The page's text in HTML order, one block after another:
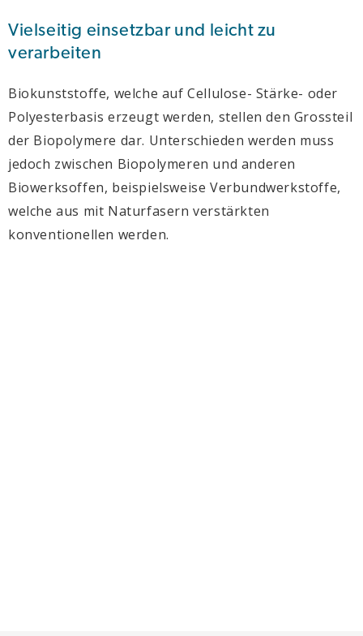
Vielseitig einsetzbar und leicht zu
verarbeiten
Biokunststoffe, welche auf Cellulose- Stärke- oder
Polyesterbasis erzeugt werden, stellen den Grossteil
der Biopolymere dar. Unterschieden werden muss
jedoch zwischen Biopolymeren und anderen
Biowerksoffen, beispielsweise Verbundwerkstoffe,
welche aus mit Naturfasern verstärkten
konventionellen werden.